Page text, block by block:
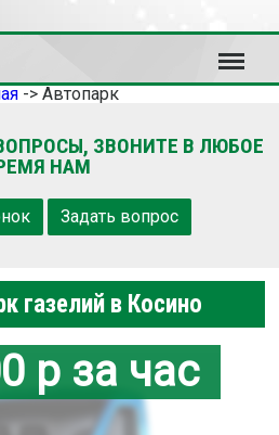
Меню
-> Автопарк
ЗВОНИТЕ В ЛЮБОЕ
НАМ
Задать вопрос
газелий в Косино
р за час